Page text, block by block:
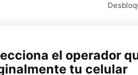
el operador
tu celular